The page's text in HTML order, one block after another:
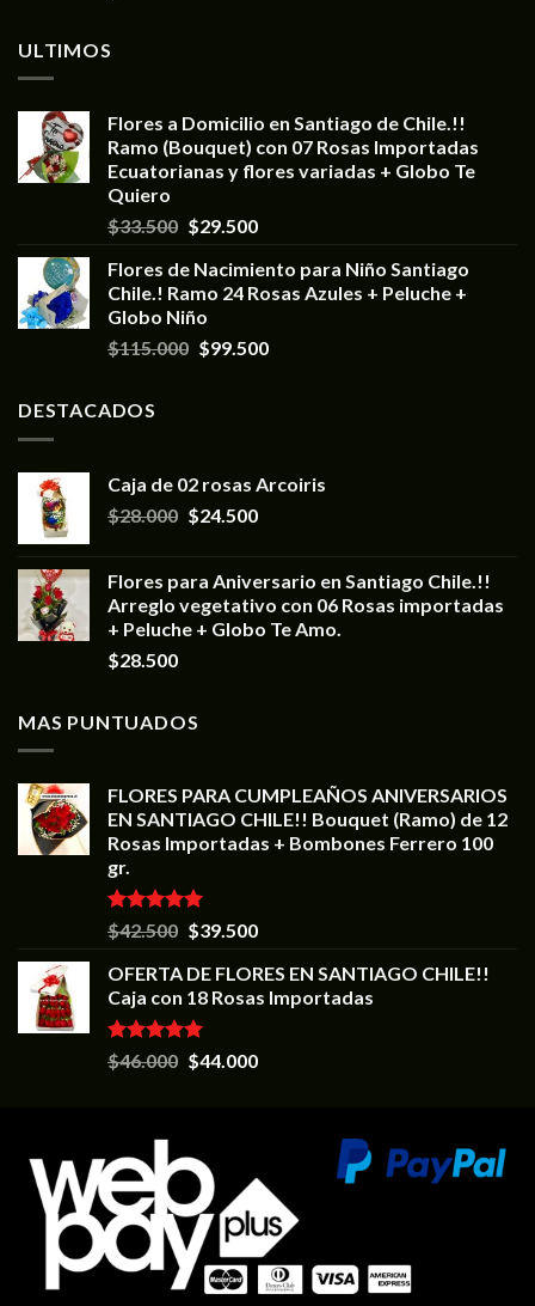
ULTIMOS
Flores a Domicilio en Santiago de Chile.!!
Ramo (Bouquet) con 07 Rosas Importadas
Ecuatorianas y flores variadas + Globo Te
Quiero
$33.500 $29.500
Flores de Nacimiento para Niño Santiago
Chile.! Ramo 24 Rosas Azules + Peluche +
Globo Niño
$115.000 $99.500
DESTACADOS
Caja de 02 rosas Arcoiris
$28.000 $24.500
Flores para Aniversario en Santiago Chile.!!
Arreglo vegetativo con 06 Rosas importadas
+ Peluche + Globo Te Amo.
$28.500
MAS PUNTUADOS
FLORES PARA CUMPLEAÑOS ANIVERSARIOS
EN SANTIAGO CHILE!! Bouquet (Ramo) de 12
Rosas Importadas + Bombones Ferrero 100
gr.
Valorado en
5.00
$42.500 $39.500
OFERTA DE FLORES EN SANTIAGO CHILE!!
Caja con 18 Rosas Importadas
Valorado en
5.00
$46.000 $44.000